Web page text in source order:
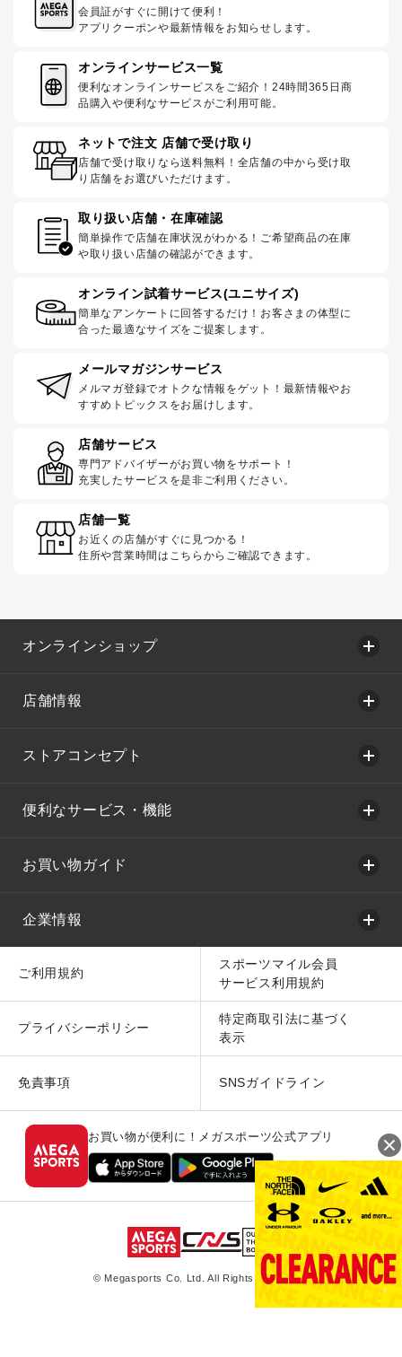
会員証がすぐに開けて便利！
アプリクーポンや最新情報をお知らせします。
オンラインサービス一覧
便利なオンラインサービスをご紹介！24時間365日商
品購入や便利なサービスがご利用可能。
ネットで注文 店舗で受け取り
店舗で受け取りなら送料無料！全店舗の中から受け取
り店舗をお選びいただけます。
取り扱い店舗・在庫確認
簡単操作で店舗在庫状況がわかる！ご希望商品の在庫
や取り扱い店舗の確認ができます。
オンライン試着サービス(ユニサイズ)
簡単なアンケートに回答するだけ！お客さまの体型に
合った最適なサイズをご提案します。
メールマガジンサービス
メルマガ登録でオトクな情報をゲット！最新情報やお
すすめトピックスをお届けします。
店舗サービス
専門アドバイザーがお買い物をサポート！
充実したサービスを是非ご利用ください。
店舗一覧
お近くの店舗がすぐに見つかる！
住所や営業時間はこちらからご確認できます。
オンラインショップ
店舗情報
ストアコンセプト
便利なサービス・機能
お買い物ガイド
企業情報
ご利用規約
スポーツマイル会員
サービス利用規約
プライバシーポリシー
特定商取引法に基づく
表示
免責事項 SNSガイドライン
お買い物が便利に！メガスポーツ公式アプリ
© Megasports Co. Ltd. All Rights Reserved.